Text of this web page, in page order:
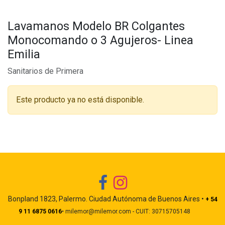
Lavamanos Modelo BR Colgantes
Monocomando o 3 Agujeros- Linea
Emilia
Sanitarios de Primera
Este producto ya no está disponible.
Bonpland 1823, Palermo. Ciudad Autónoma de Buenos Aires • + 54
9 11 6875 0616• milemor@milemor.com - CUIT: 30715705148